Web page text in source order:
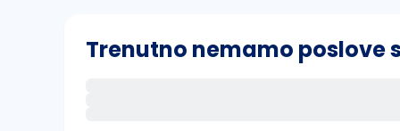
Trenutno nemamo poslove